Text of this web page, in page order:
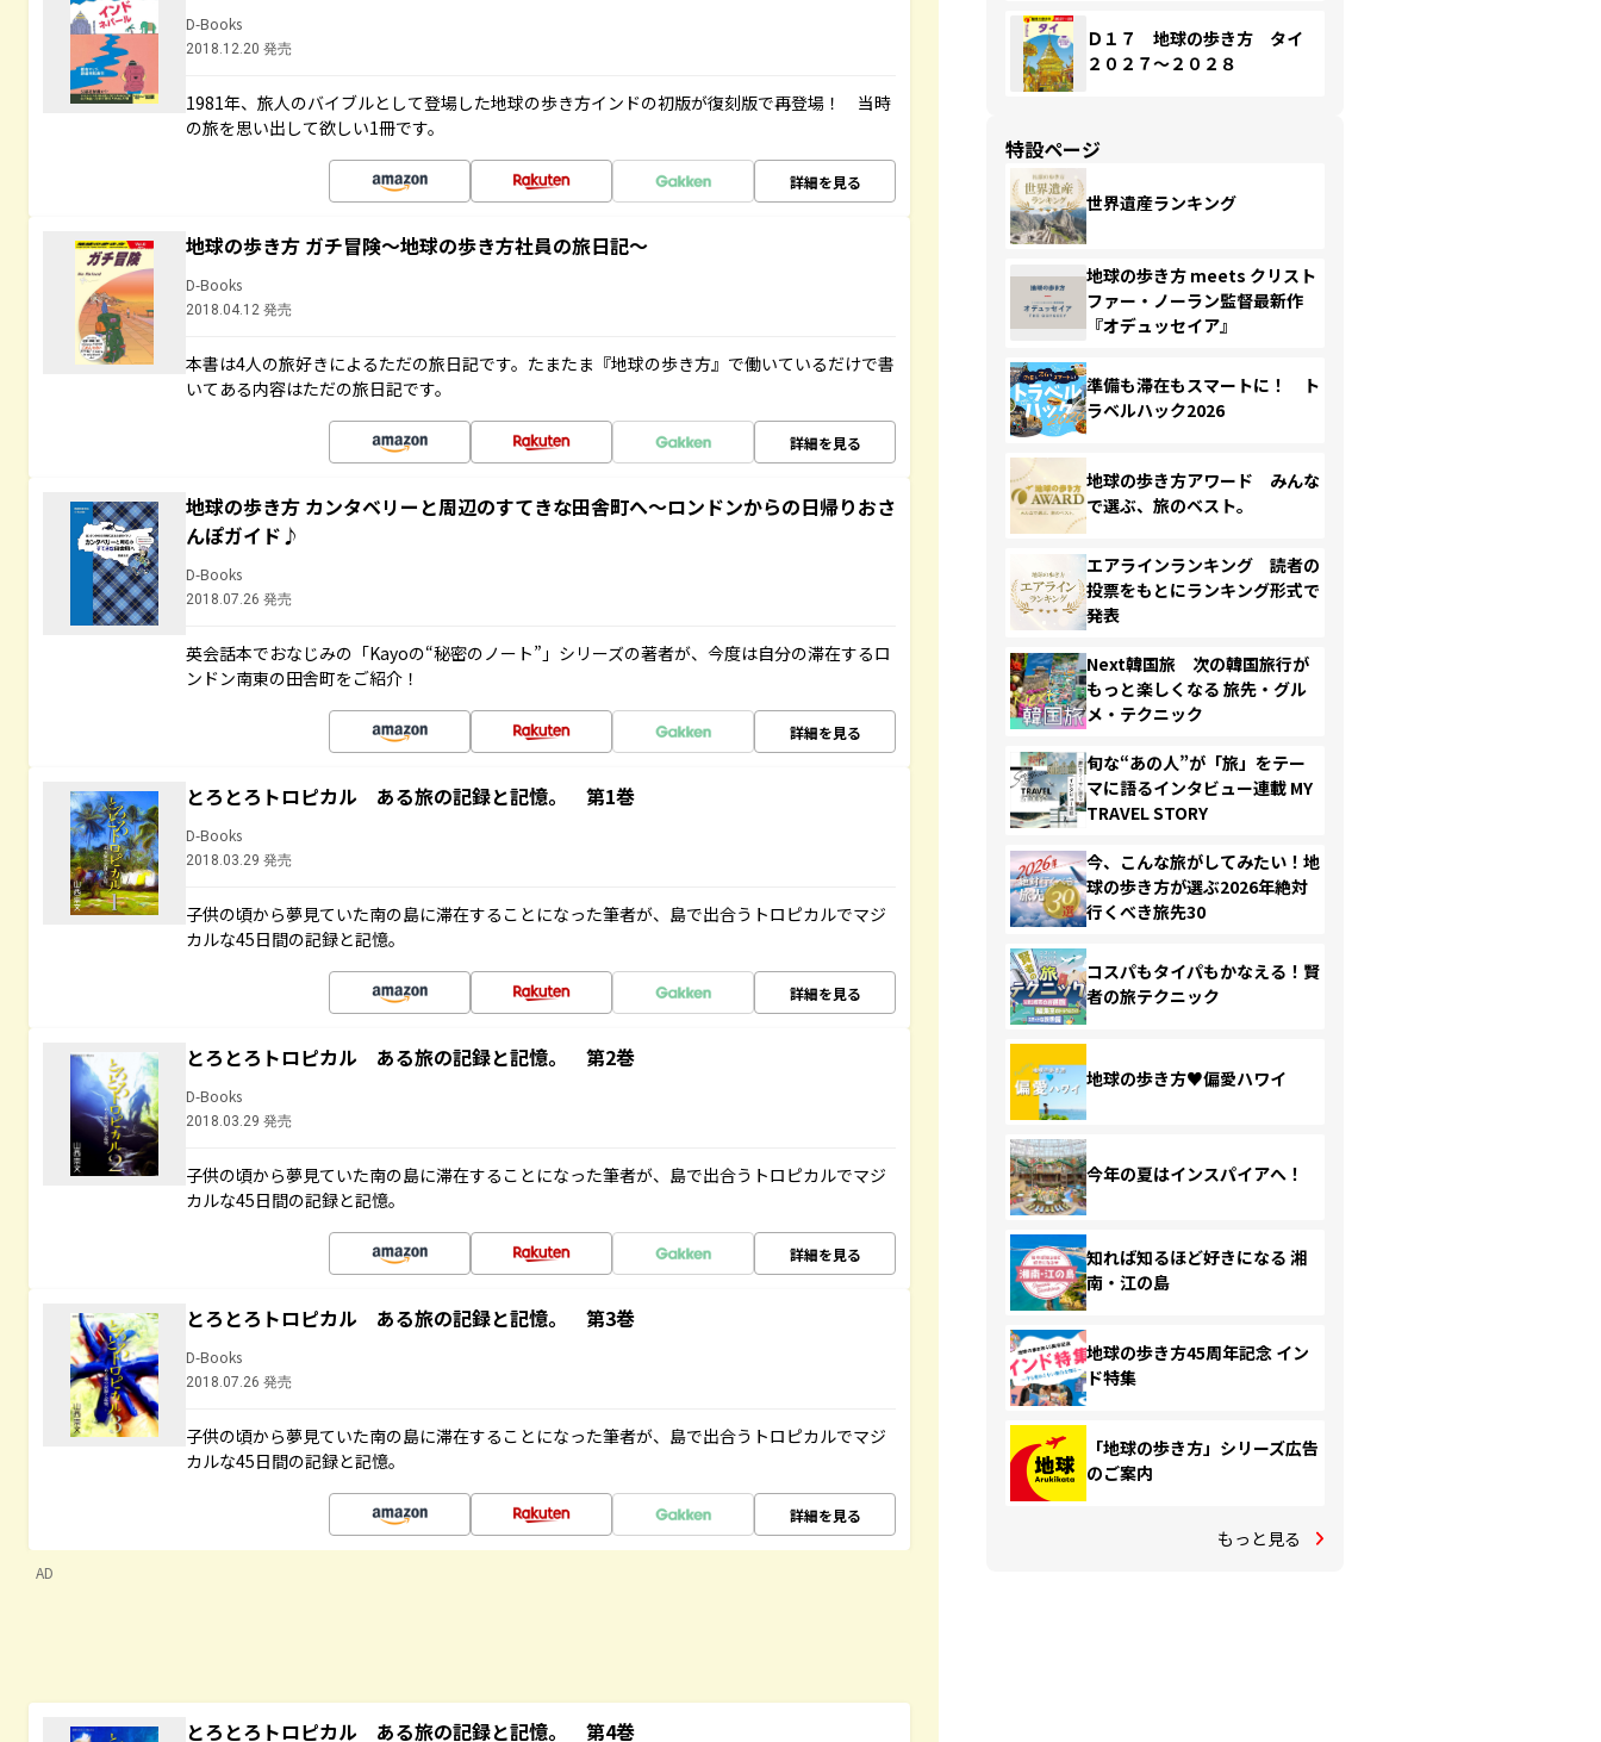
D-Books
2018.12.20 発売
1981年、旅人のバイブルとして登場した地球の歩き方インドの初版が復刻版で再登場！ 当時
の旅を思い出して欲しい1冊です。
詳細を見る
地球の歩き方 ガチ冒険～地球の歩き方社員の旅日記～
D-Books
2018.04.12 発売
本書は4人の旅好きによるただの旅日記です。たまたま『地球の歩き方』で働いているだけで書
いてある内容はただの旅日記です。
詳細を見る
地球の歩き方 カンタベリーと周辺のすてきな田舎町へ～ロンドンからの日帰りおさ
んぽガイド♪
D-Books
2018.07.26 発売
英会話本でおなじみの「Kayoの“秘密のノート”」シリーズの著者が、今度は自分の滞在するロ
ンドン南東の田舎町をご紹介！
詳細を見る
とろとろトロピカル ある旅の記録と記憶。 第1巻
D-Books
2018.03.29 発売
子供の頃から夢見ていた南の島に滞在することになった筆者が、島で出合うトロピカルでマジ
カルな45日間の記録と記憶。
詳細を見る
とろとろトロピカル ある旅の記録と記憶。 第2巻
D-Books
2018.03.29 発売
子供の頃から夢見ていた南の島に滞在することになった筆者が、島で出合うトロピカルでマジ
カルな45日間の記録と記憶。
詳細を見る
とろとろトロピカル ある旅の記録と記憶。 第3巻
D-Books
2018.07.26 発売
子供の頃から夢見ていた南の島に滞在することになった筆者が、島で出合うトロピカルでマジ
カルな45日間の記録と記憶。
詳細を見る
AD
とろとろトロピカル ある旅の記録と記憶。 第4巻
Ｄ１７ 地球の歩き方 タイ
２０２７～２０２８
特設ページ
世界遺産ランキング
地球の歩き方 meets クリスト
ファー・ノーラン監督最新作
『オデュッセイア』
準備も滞在もスマートに！ ト
ラベルハック2026
地球の歩き方アワード みんな
で選ぶ、旅のベスト。
エアラインランキング 読者の
投票をもとにランキング形式で
発表
Next韓国旅 次の韓国旅行が
もっと楽しくなる 旅先・グル
メ・テクニック
旬な“あの人”が「旅」をテー
マに語るインタビュー連載 MY
TRAVEL STORY
今、こんな旅がしてみたい！地
球の歩き方が選ぶ2026年絶対
行くべき旅先30
コスパもタイパもかなえる！賢
者の旅テクニック
地球の歩き方♥偏愛ハワイ
今年の夏はインスパイアへ！
知れば知るほど好きになる 湘
南・江の島
地球の歩き方45周年記念 イン
ド特集
「地球の歩き方」シリーズ広告
のご案内
もっと見る